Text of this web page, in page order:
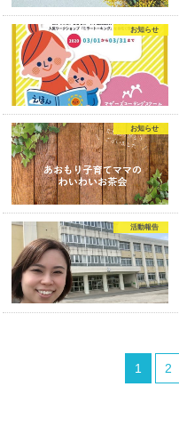
お知らせ
お知らせ
活動報告
1 2